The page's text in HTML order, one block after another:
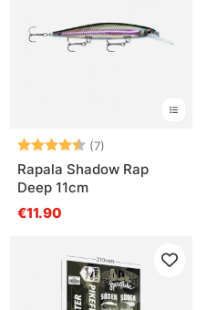
Arvio: (7)
Rapala Shadow Rap
Deep 11cm
€11.90